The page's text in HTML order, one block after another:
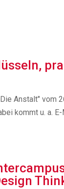
Anstalt" vom
kommt u. a.